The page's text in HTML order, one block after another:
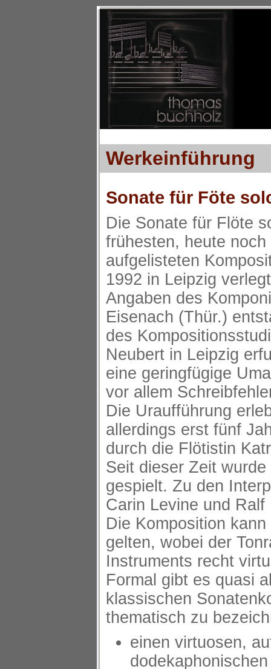
Werkeinführung
Sonate für Föte
Die Sonate für Flöte
frühesten, heute
aufgelisteten
1992 in Leipzig
Angaben des
Eisenach (Thür.)
des
Neubert in Leipzig
eine geringfügige
vor allem
Die Uraufführung
allerdings erst fünf
durch die Flötistin
Seit dieser Zeit
gespielt. Zu den
Carin Levine und Ralf
Die Komposition
gelten, wobei der
Instruments recht
Formal gibt es quasi
klassischen
thematisch zu
einen virtuosen,